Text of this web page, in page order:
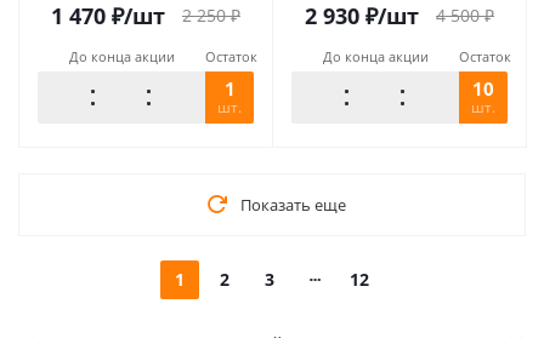
1 470 ₽/шт 2 250₽
До конца акции Остаток
1
шт.
2 930 ₽/шт 4 500₽
До конца акции Остаток
10
шт.
Показать еще
1 2 3 12